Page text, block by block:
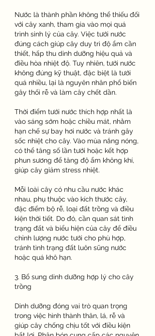
Nước là thành phần không thể thiếu đối
với cây xanh, tham gia vào mọi quá
trình sinh lý của cây. Việc tưới nước
đúng cách giúp cây duy trì độ ẩm cần
thiết, hấp thu dinh dưỡng hiệu quả và
điều hòa nhiệt độ. Tuy nhiên, tưới nước
không đúng kỹ thuật, đặc biệt là tưới
quá nhiều, lại là nguyên nhân phổ biến
gây thối rễ và làm cây chết dần.
Thời điểm tưới nước thích hợp nhất là
vào sáng sớm hoặc chiều mát, nhằm
hạn chế sự bay hơi nước và tránh gây
sốc nhiệt cho cây. Vào mùa nắng nóng,
có thể tăng số lần tưới hoặc kết hợp
phun sương để tăng độ ẩm không khí,
giúp cây giảm stress nhiệt.
Mỗi loài cây có nhu cầu nước khác
nhau, phụ thuộc vào kích thước cây,
đặc điểm bộ rễ, loại đất trồng và điều
kiện thời tiết. Do đó, cần quan sát tình
trạng đất và biểu hiện của cây để điều
chỉnh lượng nước tưới cho phù hợp,
tránh tình trạng đất luôn sũng nước
hoặc quá khô hạn.
3. Bổ sung dinh dưỡng hợp lý cho cây
trồng
Dinh dưỡng đóng vai trò quan trọng
trong việc hình thành thân, lá, rễ và
giúp cây chống chịu tốt với điều kiện